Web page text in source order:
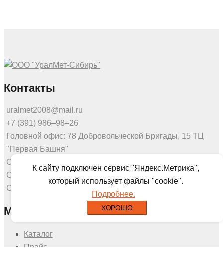
Контакты
uralmet2008@mail.ru
+7 (391) 986‒98‒26
Головной офис: 78 Добровольческой Бригады, 15 ТЦ
"Первая Башня"
Офис продаж: Калинина 53а, этаж 3, оф.307
Склад: Северное шоссе 7г
Склад: Калинина 175
Меню
Каталог
Прайс
К сайту подключен сервис "Яндекс.Метрика",
который использует файлы "cookie".
Подробнее.
ХОРОШО